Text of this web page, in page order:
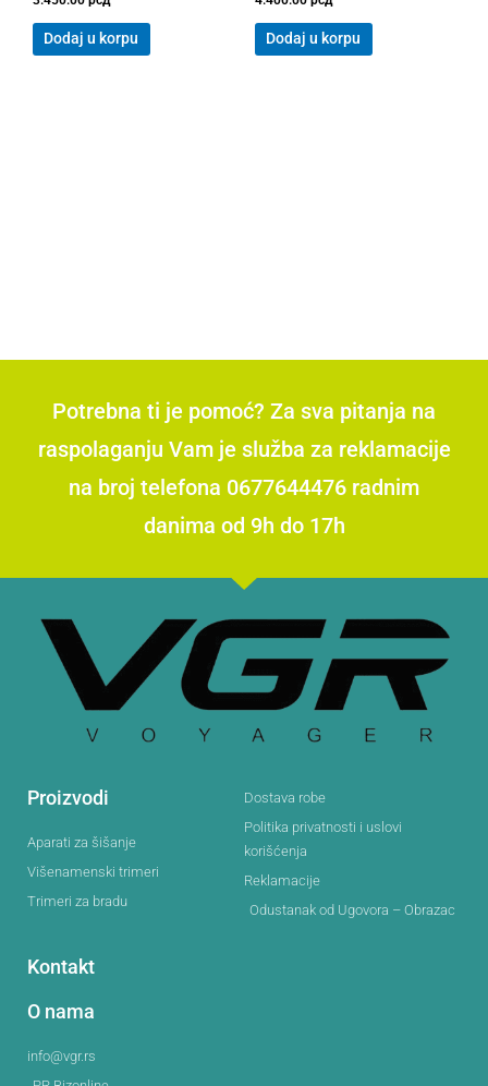
Dodaj u korpu Dodaj u korpu
Potrebna ti je pomoć? Za sva pitanja na
raspolaganju Vam je služba za reklamacije
na broj telefona 0677644476 radnim
danima od 9h do 17h
Proizvodi
Aparati za šišanje
Višenamenski trimeri
Trimeri za bradu
Dostava robe
Politika privatnosti i uslovi
korišćenja
Reklamacije
Odustanak od Ugovora – Obrazac
Kontakt
O nama
info@vgr.rs